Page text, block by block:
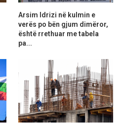
Arsim Idrizi në kulmin e
verës po bën gjum dimëror,
është rrethuar me tabela
pa...